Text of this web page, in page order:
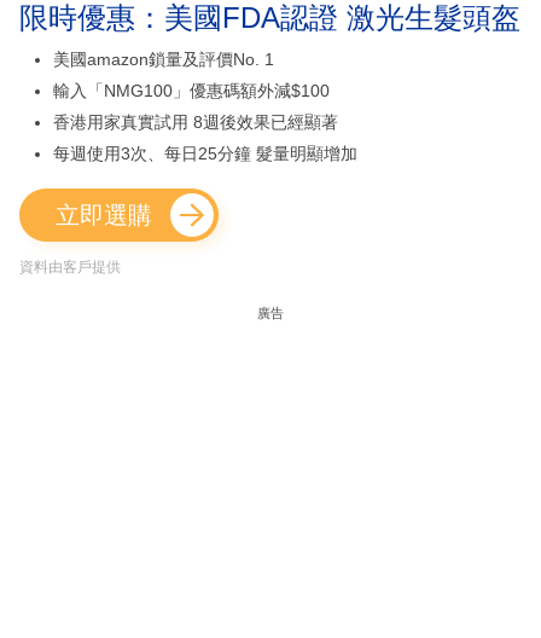
限時優惠：美國FDA認證 激光生髮頭盔
美國amazon鎖量及評價No. 1
輸入「NMG100」優惠碼額外減$100
香港用家真實試用 8週後效果已經顯著
每週使用3次、每日25分鐘 髮量明顯增加
立即選購
資料由客戶提供
廣告